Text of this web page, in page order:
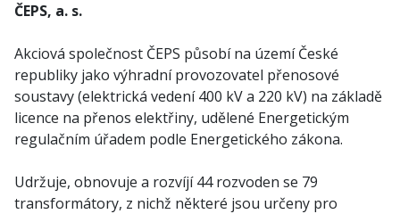
ČEPS, a. s.
Akciová společnost ČEPS působí na území České
republiky jako výhradní provozovatel přenosové
soustavy (elektrická vedení 400 kV a 220 kV) na základě
licence na přenos elektřiny, udělené Energetickým
regulačním úřadem podle Energetického zákona.
Udržuje, obnovuje a rozvíjí 44 rozvoden se 79
transformátory, z nichž některé jsou určeny pro